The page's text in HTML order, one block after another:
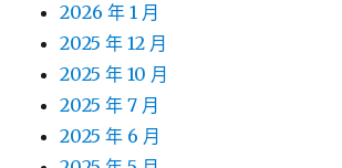
2026 年 1 月
2025 年 12 月
2025 年 10 月
2025 年 7 月
2025 年 6 月